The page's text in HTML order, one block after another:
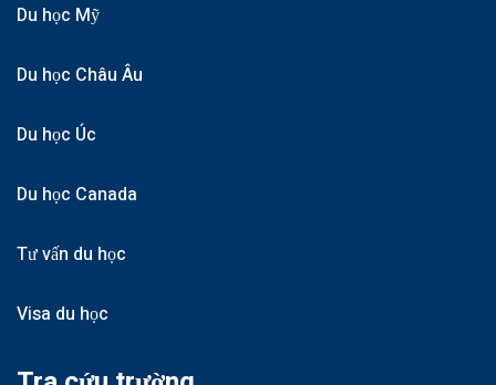
Du học Mỹ
Du học Châu Âu
Du học Úc
Du học Canada
Tư vấn du học
Visa du học